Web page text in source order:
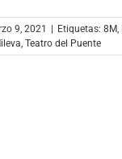
9, 2021 | Etiquetas: 8M
Teatro del Puente